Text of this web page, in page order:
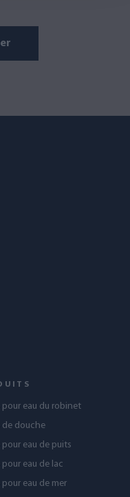
pour eau du robinet
de douche
pour eau de puits
pour eau de lac
pour eau de mer